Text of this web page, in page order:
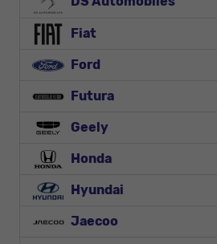
Fiat
Ford
Futura
Geely
Honda
Hyundai
Jaecoo